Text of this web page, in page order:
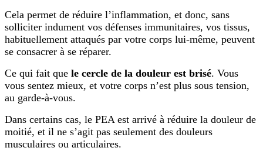
Cela permet de réduire l’inflammation, et donc, sans
solliciter indument vos défenses immunitaires, vos tissus,
habituellement attaqués par votre corps lui-même, peuvent
se consacrer à se réparer.
Ce qui fait que le cercle de la douleur est brisé. Vous
vous sentez mieux, et votre corps n’est plus sous tension,
au garde-à-vous.
Dans certains cas, le PEA est arrivé à réduire la douleur de
moitié, et il ne s’agit pas seulement des douleurs
musculaires ou articulaires.